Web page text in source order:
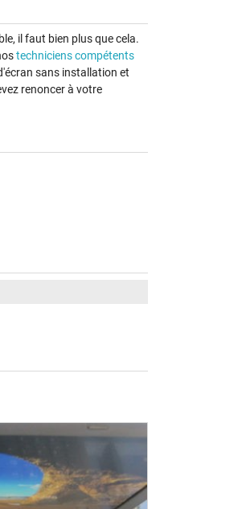
il faut bien plus que cela.
techniciens compétents
sans installation et
renoncer à votre